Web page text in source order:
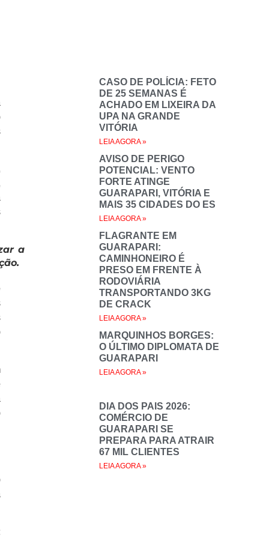
a
CASO DE POLÍCIA: FETO
DE 25 SEMANAS É
ACHADO EM LIXEIRA DA
UPA NA GRANDE
VITÓRIA
LEIA AGORA »
AVISO DE PERIGO
POTENCIAL: VENTO
FORTE ATINGE
GUARAPARI, VITÓRIA E
MAIS 35 CIDADES DO ES
LEIA AGORA »
FLAGRANTE EM
GUARAPARI:
CAMINHONEIRO É
PRESO EM FRENTE À
RODOVIÁRIA
TRANSPORTANDO 3KG
DE CRACK
LEIA AGORA »
MARQUINHOS BORGES:
O ÚLTIMO DIPLOMATA DE
GUARAPARI
LEIA AGORA »
DIA DOS PAIS 2026:
COMÉRCIO DE
GUARAPARI SE
PREPARA PARA ATRAIR
67 MIL CLIENTES
LEIA AGORA »